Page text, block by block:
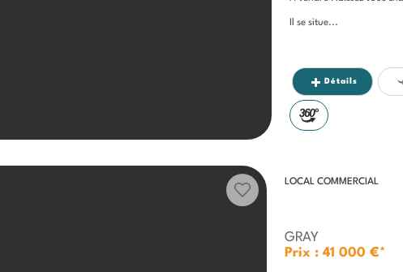
Il se situe...
Détails
LOCAL COMMERCIAL
GRAY
Prix : 41 000 €*